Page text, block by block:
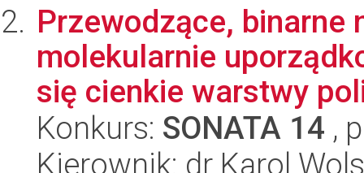
Przewodzące, binarne
molekularnie
się cienkie warstwy
Konkurs: SONATA 14 ,
Kierownik: dr Karol